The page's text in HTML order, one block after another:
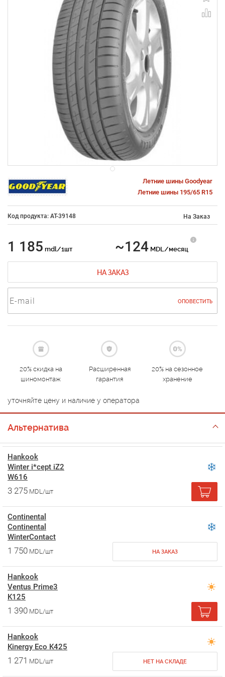
Летние шины Goodyear
Летние шины 195/65 R15
Код продукта: AT-39148 На Заказ
1 185 mdl/1шт ~124 MDL/месяц
НА ЗАКАЗ
ОПОВЕСТИТЬ
20% скидка на
шиномонтаж
Расширенная
гарантия
20% на сезонное
хранение
уточняйте цену и наличие у оператора
Альтернатива
Hankook
Winter i*cept iZ2
W616
3 275 MDL/шт
Continental
Continental
WinterContact
1 750 MDL/шт НА ЗАКАЗ
Hankook
Ventus Prime3
K125
1 390 MDL/шт
Hankook
Kinergy Eco K425
1 271 MDL/шт НЕТ НА СКЛАДЕ